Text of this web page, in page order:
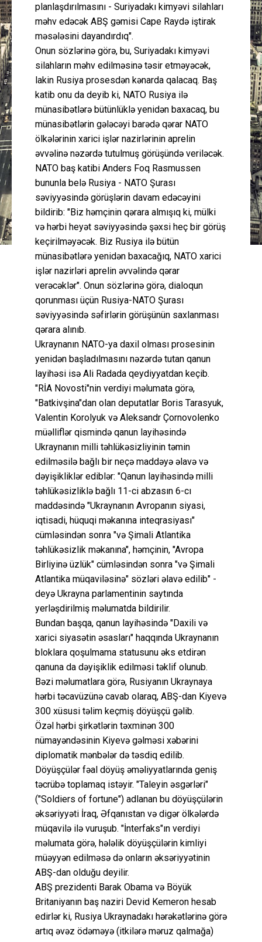
planlaşdırılmasını - Suriyadakı kimyəvi silahları
məhv edəcək ABŞ gəmisi Cape Raydə iştirak
məsələsini dayandırdıq".
Onun sözlərinə görə, bu, Suriyadakı kimyəvi
silahların məhv edilməsinə təsir etməyəcək,
lakin Rusiya prosesdən kənarda qalacaq. Baş
katib onu da deyib ki, NATO Rusiya ilə
münasibətlərə bütünlüklə yenidən baxacaq, bu
münasibətlərin gələcəyi barədə qərar NATO
ölkələrinin xarici işlər nazirlərinin aprelin
əvvəlinə nəzərdə tutulmuş görüşündə veriləcək.
NATO baş katibi Anders Foq Rasmussen
bununla belə Rusiya - NATO Şurası
səviyyəsində görüşlərin davam edəcəyini
bildirib: "Biz həmçinin qərara almışıq ki, mülki
və hərbi heyət səviyyəsində şəxsi heç bir görüş
keçirilməyəcək. Biz Rusiya ilə bütün
münasibətlərə yenidən baxacağıq, NATO xarici
işlər nazirləri aprelin əvvəlində qərar
verəcəklər". Onun sözlərinə görə, dialoqun
qorunması üçün Rusiya-NATO Şurası
səviyyəsində səfirlərin görüşünün saxlanması
qərara alınıb.
Ukraynanın NATO-ya daxil olması prosesinin
yenidən başladılmasını nəzərdə tutan qanun
layihəsi isə Ali Radada qeydiyyatdan keçib.
"RİA Novosti"nin verdiyi məlumata görə,
"Batkivşina"dan olan deputatlar Boris Tarasyuk,
Valentin Korolyuk və Aleksandr Çornovolenko
müəlliflər qismində qanun layihəsində
Ukraynanın milli təhlükəsizliyinin təmin
edilməsilə bağlı bir neçə maddəyə əlavə və
dəyişikliklər ediblər: "Qanun layihəsində milli
təhlükəsizliklə bağlı 11-ci abzasın 6-cı
maddəsində "Ukraynanın Avropanın siyasi,
iqtisadi, hüquqi məkanına inteqrasiyası"
cümləsindən sonra "və Şimali Atlantika
təhlükəsizlik məkanına", həmçinin, "Avropa
Birliyinə üzlük" cümləsindən sonra "və Şimali
Atlantika müqaviləsinə" sözləri əlavə edilib" -
deyə Ukrayna parlamentinin saytında
yerləşdirilmiş məlumatda bildirilir.
Bundan başqa, qanun layihəsində "Daxili və
xarici siyasətin əsasları" haqqında Ukraynanın
bloklara qoşulmama statusunu əks etdirən
qanuna da dəyişiklik edilməsi təklif olunub.
Bəzi məlumatlara görə, Rusiyanın Ukraynaya
hərbi təcavüzünə cavab olaraq, ABŞ-dan Kiyevə
300 xüsusi təlim keçmiş döyüşçü gəlib.
Özəl hərbi şirkətlərin təxminən 300
nümayəndəsinin Kiyevə gəlməsi xəbərini
diplomatik mənbələr də təsdiq edilib.
Döyüşçülər fəal döyüş əməliyyatlarında geniş
təcrübə toplamaq istəyir. "Taleyin əsgərləri"
("Soldiers of fortune") adlanan bu döyüşçülərin
əksəriyyəti İraq, Əfqanıstan və digər ölkələrdə
müqavilə ilə vuruşub. "İnterfaks"ın verdiyi
məlumata görə, hələlik döyüşçülərin kimliyi
müəyyən edilməsə də onların əksəriyyətinin
ABŞ-dan olduğu deyilir.
ABŞ prezidenti Barak Obama və Böyük
Britaniyanın baş naziri Devid Kemeron hesab
edirlər ki, Rusiya Ukraynadakı hərəkətlərinə görə
artıq əvəz ödəməyə (itkilərə məruz qalmağa)